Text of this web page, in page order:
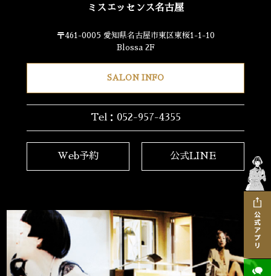
ミスエッセンス名古屋
〒461-0005 愛知県名古屋市東区東桜1-1-10
Blossa 2F
SALON INFO
Tel：052-957-4355
Web予約 公式LINE